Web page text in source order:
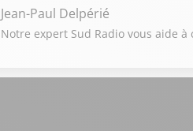
Jean-Paul Delpérié
Notre expert Sud Radio vous aide